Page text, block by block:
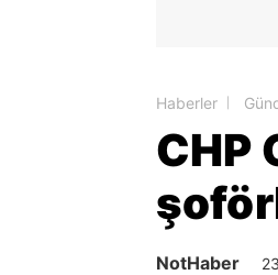
Haberler
CHP
NotHaber